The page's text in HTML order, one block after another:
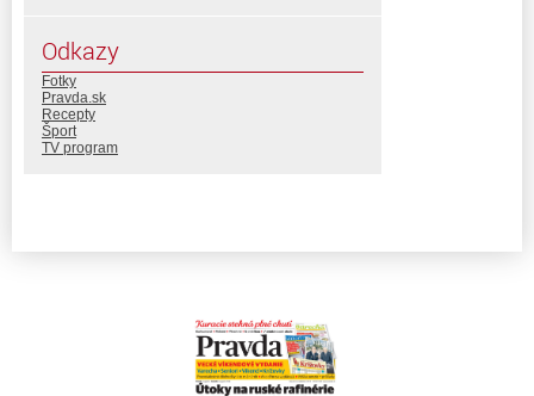
Odkazy
Fotky
Pravda.sk
Recepty
Šport
TV program